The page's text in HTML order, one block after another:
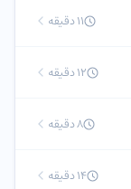
11 دقیقه
12 دقیقه
8 دقیقه
14 دقیقه